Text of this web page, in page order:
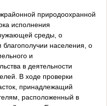
природоохранной
исполнения
среды, о
населения, о
и
в деятельности
В ходе проверки
принадлежащий
расположенный в